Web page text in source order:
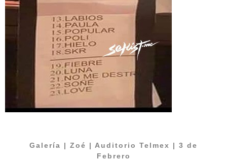
Galería | Zoé | Auditorio Telmex | 3 de
Febrero